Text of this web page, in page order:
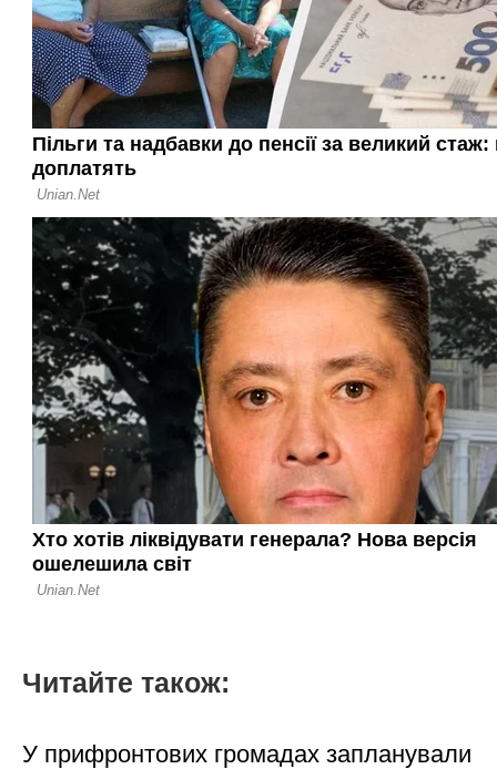
Читайте також:
У прифронтових громадах запланували